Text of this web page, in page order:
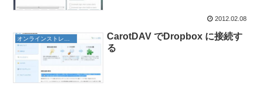
2012.02.08
CarotDAV でDropbox に接続す
る